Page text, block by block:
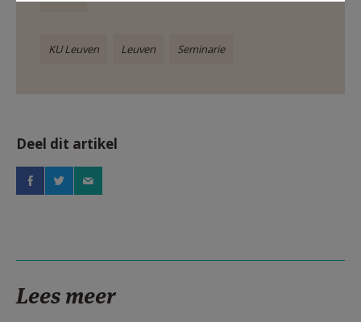
KU Leuven Leuven Seminarie
Deel dit artikel
Lees meer